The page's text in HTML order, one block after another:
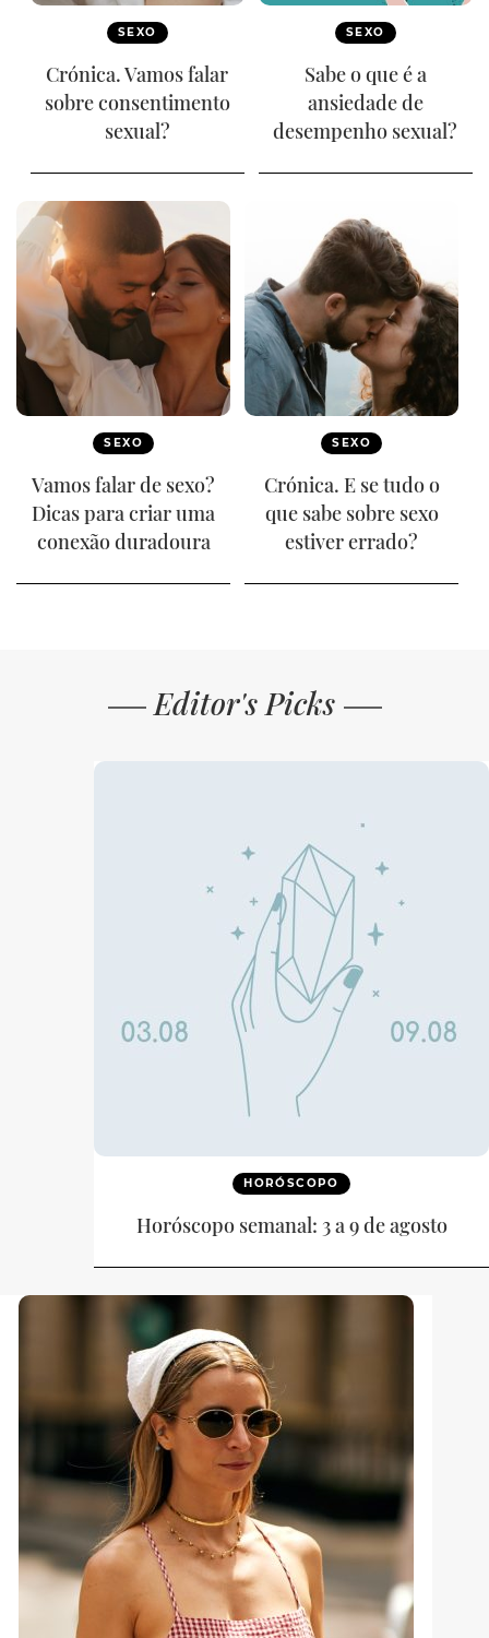
SEXO
Crónica. Vamos falar
sobre consentimento
sexual?
SEXO
Sabe o que é a
ansiedade de
desempenho sexual?
SEXO
Vamos falar de sexo?
Dicas para criar uma
conexão duradoura
SEXO
Crónica. E se tudo o
que sabe sobre sexo
estiver errado?
Editor's Picks
HORÓSCOPO
Horóscopo semanal: 3 a 9 de agosto